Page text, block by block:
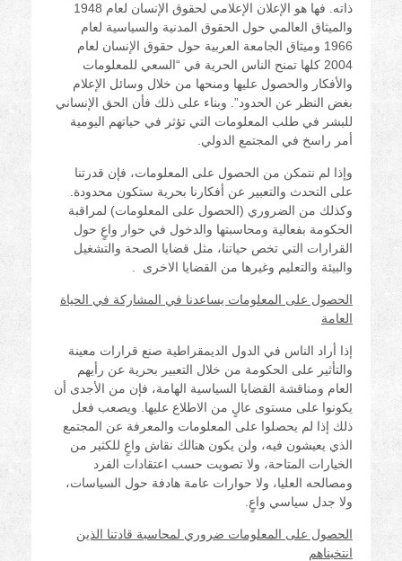
ذاته. فها هو الإعلان الإعلامي لحقوق الإنسان لعام 1948
والميثاق العالمي حول الحقوق المدنية والسياسية لعام
1966 وميثاق الجامعة العربية حول حقوق الإنسان لعام
2004 كلها تمنح الناس الحرية في “السعي للمعلومات
والأفكار والحصول عليها ومنحها من خلال وسائل الإعلام
بغض النظر عن الحدود”. وبناء على ذلك فأن الحق الإنساني
للبشر في طلب المعلومات التي تؤثر في حياتهم اليومية
أمر راسخ في المجتمع الدولي.
وإذا لم نتمكن من الحصول على المعلومات، فإن قدرتنا
على التحدث والتعبير عن أفكارنا بحرية ستكون محدودة.
وكذلك من الضروري (الحصول على المعلومات) لمراقبة
الحكومة بفعالية ومحاسبتها والدخول في حوار واعٍ حول
القرارات التي تخص حياتنا، مثل قضايا الصحة والتشغيل
والبيئة والتعليم وغيرها من القضايا الاخرى .
الحصول على المعلومات يساعدنا في المشاركة في الحياة
العامة
إذا أراد الناس في الدول الديمقراطية صنع قرارات معينة
والتأثير على الحكومة من خلال التعبير بحرية عن رأيهم
العام ومناقشة القضايا السياسية الهامة، فإن من الأجدى أن
يكونوا على مستوى عالٍ من الاطلاع عليها. ويصعب فعل
ذلك إذا لم يحصلوا على المعلومات والمعرفة عن المجتمع
الذي يعيشون فيه، ولن يكون هنالك نقاش واعٍ للكثير من
الخيارات المتاحة، ولا تصويت حسب اعتقادات الفرد
ومصالحه العليا، ولا حوارات عامة هادفة حول السياسات،
ولا جدل سياسي واعٍ.
الحصول على المعلومات ضروري لمحاسبة قادتنا الذين
انتخبناهم